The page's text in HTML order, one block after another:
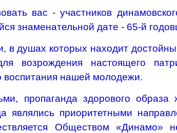
вас - участников
знаменательной дате - 65-й
в душах которых находит
возрождения настоящего
воспитания нашей молодежи.
пропаганда здорового
являлись приоритетными
Обществом «Динамо»